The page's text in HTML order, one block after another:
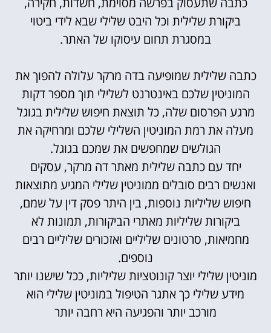
ביקורת שלילית וכל היבט שלילי שבא לידי ביטוי
במסגרת תחום עיסוקו של האתר.
כתבה שלילית שמופיעה בדה מרקר עלולה להפוך את
המוניטין שלכם באינטרנט לשלילי תוך מספר דקות
מרגע הפרסום שלה, כל תוצאת חיפוש שלילית בגוגל
מעלה את רמת המוניטין השלילי שלכם ומרחיקה את
הגולשים שמחפשים את שמכם בגוגל.
יחד עם כתבה שלילית מאתר דה מרקר, עסקים
ואנשים רבים סובלים ממוניטין שלילי המגיע מתוצאות
חיפוש שליליות נוספות, בין היתר פסק דין על שמם,
ביקורות שליליות מאתרי הביקורות, תמונות לא
מחמיאות, סרטונים שליליים ואזכורים שליליים רבים
נוספים.
מוניטין שלילי יוצר קונוטציות שליליות, ככל שישנו יותר
מידע שלילי כך אתגר הטיפול במוניטין שלילי הוא
מורכב יותר והפגיעה היא רחבה יותר